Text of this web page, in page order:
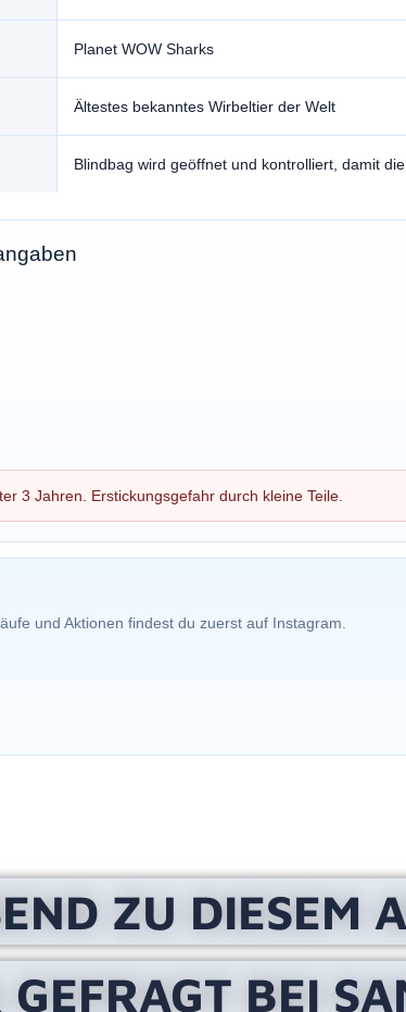
Planet WOW Sharks
Ältestes bekanntes Wirbeltier der Welt
Blindbag wird geöffnet und kontrolliert, damit
3 Jahren. Erstickungsgefahr durch kleine Teile.
und Aktionen findest du zuerst auf Instagram.
ZU DIESEM
GEFRAGT BEI